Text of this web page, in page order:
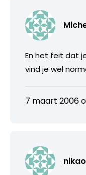
En het feit dat
vind je wel
7 maart 2006
nikao